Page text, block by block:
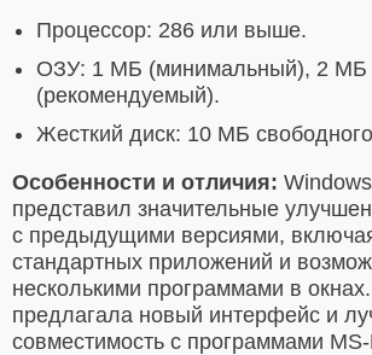
Процессор: 286 или выше.
ОЗУ: 1 МБ (минимальный), 2 МБ
(рекомендуемый).
Жесткий диск: 10 МБ
Особенности и отличия:
представил значительные
с предыдущими версиями,
стандартных приложений и
несколькими программами в
предлагала новый интерфейс и
совместимость с программами